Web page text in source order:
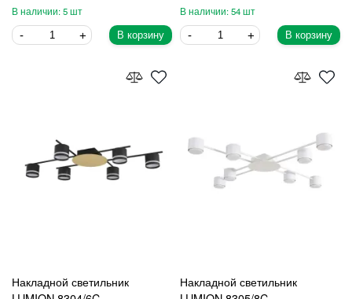
5
В корзину
54
В корзину
Накладной светильник
Накладной светильник